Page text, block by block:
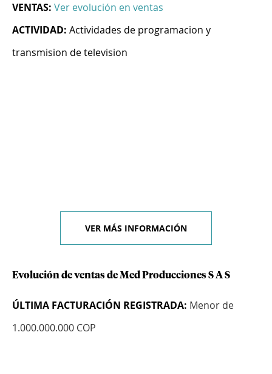
VENTAS: Ver evolución en ventas
ACTIVIDAD: Actividades de programacion y
transmision de television
VER MÁS INFORMACIÓN
Evolución de ventas de Med Producciones S A S
ÚLTIMA FACTURACIÓN REGISTRADA: Menor de
1.000.000.000 COP